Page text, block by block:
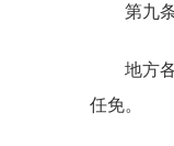
第九条
地方各
任免。